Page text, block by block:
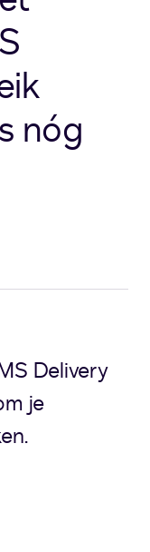
nóg
Delivery
je